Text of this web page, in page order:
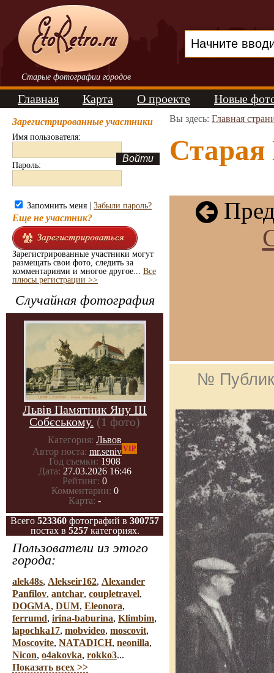
Старые фотографии городов
Главная Карта О проекте Новые
Зарегистрированные участники
Имя пользователя:
Пароль:
Запомнить меня | Забыли пароль?
Еще не участник?
Зарегистрированные участники могут
размещать свои фото, следить за
комментариями и многое другое... Все
плюсы регистрации >>
Случайная фотография
Львів Памятник Яну III
Собєському. (1 фото)
Категория: Львов
Автор поста: mr.senivVIP
Год съемки: 1908
Дата: 27.03.2026 16:46
Рейтинг: 0
Комментарии: 0
Карта: -
Всего 523360 фотографий в 300757
постах в 5257категориях.
Пользователи из этого
города:
alek48s, Alekseir162, Alexander
Panfilov, antchar, coupletravel,
DOGMA, DUM, Eleonora,
ferrumd, irina-baburina, Klimbim,
lapochka17, mobvideo, moscovit,
Moscovite, NATADICH, neonilla,
Nicon, o4akovka, rokko3...
Показать всех >>
Вы здесь: Главная
№